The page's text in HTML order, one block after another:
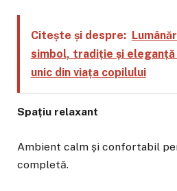
Citește și despre:
simbol, tradiție și
unic din viața copilului
Spațiu relaxant
Ambient calm și confortabil
completă.